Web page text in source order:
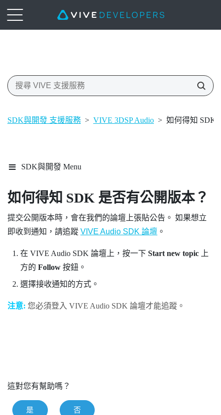
SDK與開發 支援服務 > VIVE 3DSP Audio > 如何得知 SDK
SDK與開發 Menu
如何得知 SDK 是否有公開版本？
提交公開版本時，會在我們的論壇上張貼公告。 如果想立
即收到通知，請追蹤 VIVE Audio SDK 論壇 。
在 VIVE Audio SDK 論壇上，按一下 Start new topic上
方的 Follow按鈕。
選擇接收通知的方式。
注意: 您必須登入 VIVE Audio SDK 論壇才能追蹤。
這對您有幫助嗎？
是 否